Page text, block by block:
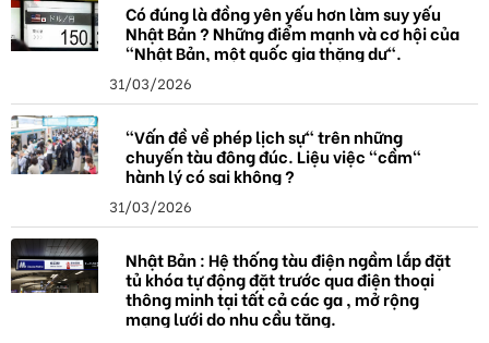
Có đúng là đồng yên yếu hơn làm suy yếu
Nhật Bản ? Những điểm mạnh và cơ hội của
"Nhật Bản, một quốc gia thặng dư".
31/03/2026
"Vấn đề về phép lịch sự" trên những
chuyến tàu đông đúc. Liệu việc "cầm"
hành lý có sai không ?
31/03/2026
Nhật Bản : Hệ thống tàu điện ngầm lắp đặt
tủ khóa tự động đặt trước qua điện thoại
thông minh tại tất cả các ga , mở rộng
mạng lưới do nhu cầu tăng.